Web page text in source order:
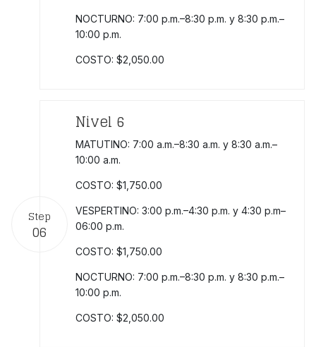
NOCTURNO: 7:00 p.m.–8:30 p.m. y 8:30 p.m.–
10:00 p.m.
COSTO: $2,050.00
Step
06
Nivel 6
MATUTINO: 7:00 a.m.–8:30 a.m. y 8:30 a.m.–
10:00 a.m.
COSTO: $1,750.00
VESPERTINO: 3:00 p.m.–4:30 p.m. y 4:30 p.m–
06:00 p.m.
COSTO: $1,750.00
NOCTURNO: 7:00 p.m.–8:30 p.m. y 8:30 p.m.–
10:00 p.m.
COSTO: $2,050.00